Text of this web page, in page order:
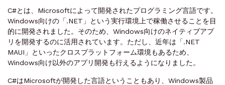
C#とは、Microsoftによって開発されたプログラミング言語です。
Windows向けの「.NET」という実行環境上で稼働させることを目
的に開発されました。そのため、Windows向けのネイティブアプ
リを開発するのに活用されています。ただし、近年は「.NET
MAUI」といったクロスプラットフォーム環境もあるため、
Windows向け以外のアプリ開発も行えるようになりました。
C#はMicrosoftが開発した言語ということもあり、Windows製品